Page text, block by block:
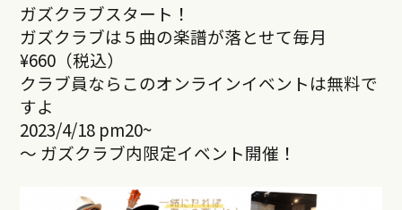
ガズクラブスタート！
ガズクラブは５曲の楽譜が落とせて毎月
¥660（税込）
クラブ員ならこのオンラインイベントは無料で
すよ
2023/4/18 pm20~
～ ガズクラブ内限定イベント開催！